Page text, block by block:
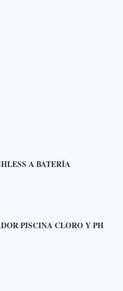
A BATERÍA
PISCINA CLORO Y PH